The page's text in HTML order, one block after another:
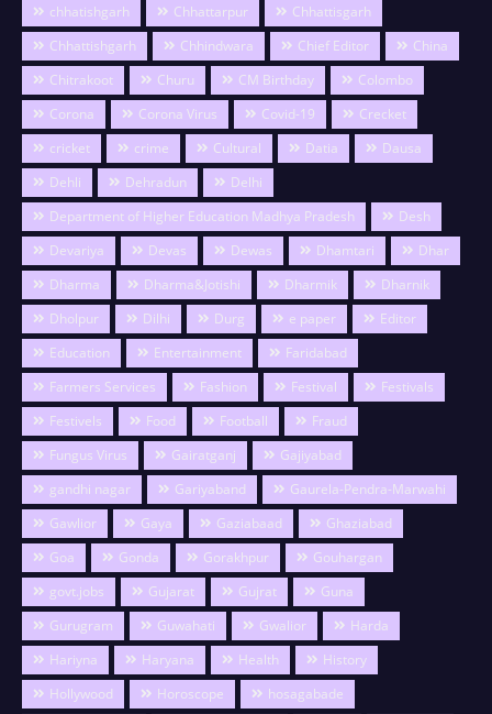
chhatishgarh
Chhattarpur
Chhattisgarh
Chhattishgarh
Chhindwara Chief Editor
China
Chitrakoot
Churu CM Birthday
Colombo
Corona
Corona Virus Covid-19
Crecket
cricket
crime Cultural Datia
Dausa
Dehli
Dehradun
Delhi
Department of Higher Education Madhya Pradesh
Desh
Devariya
Devas Dewas Dhamtari
Dhar
Dharma
Dharma&Jotishi Dharmik
Dharnik
Dholpur
Dilhi Durg e paper
Editor
Education
Entertainment
Faridabad
Farmers Services
Fashion Festival
Festivals
Festivels
Food Football
Fraud
Fungus Virus
Gairatganj
Gajiyabad
gandhi nagar
Gariyaband
Gaurela-Pendra-Marwahi
Gawlior
Gaya Gaziabaad
Ghaziabad
Goa
Gonda Gorakhpur
Gouhargan
govt.jobs
Gujarat Gujrat
Guna
Gurugram
Guwahati Gwalior
Harda
Hariyna
Haryana Health
History
Hollywood
Horoscope
hosagabade